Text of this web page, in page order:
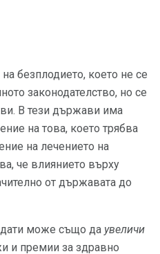
безплодието, което не се
законодателство, но се
В тези държави има
на това, което трябва
на лечението на
че влиянието върху
от държавата до
може също да увеличи
и премии за здравно